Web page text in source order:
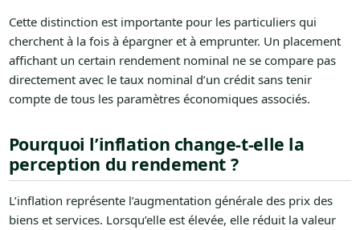
Cette distinction est importante pour les particuliers qui
cherchent à la fois à épargner et à emprunter. Un placement
affichant un certain rendement nominal ne se compare pas
directement avec le taux nominal d’un crédit sans tenir
compte de tous les paramètres économiques associés.
Pourquoi l’inflation change-t-elle la
perception du rendement ?
L’inflation représente l’augmentation générale des prix des
biens et services. Lorsqu’elle est élevée, elle réduit la valeur